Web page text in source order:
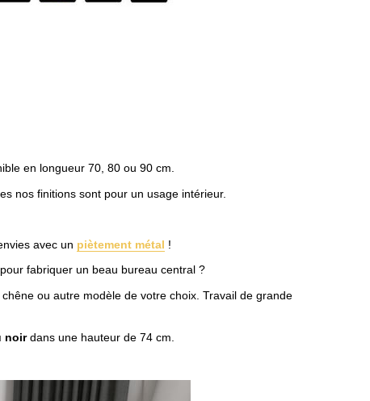
en longueur 70, 80 ou 90 cm.
nos finitions sont pour un usage intérieur.
avec un piètement métal !
fabriquer un beau bureau central ?
ou autre modèle de votre choix. Travail de grande
noirdans une hauteur de 74 cm.